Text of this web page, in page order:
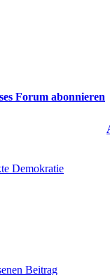
Forum abonnieren
Demokratie